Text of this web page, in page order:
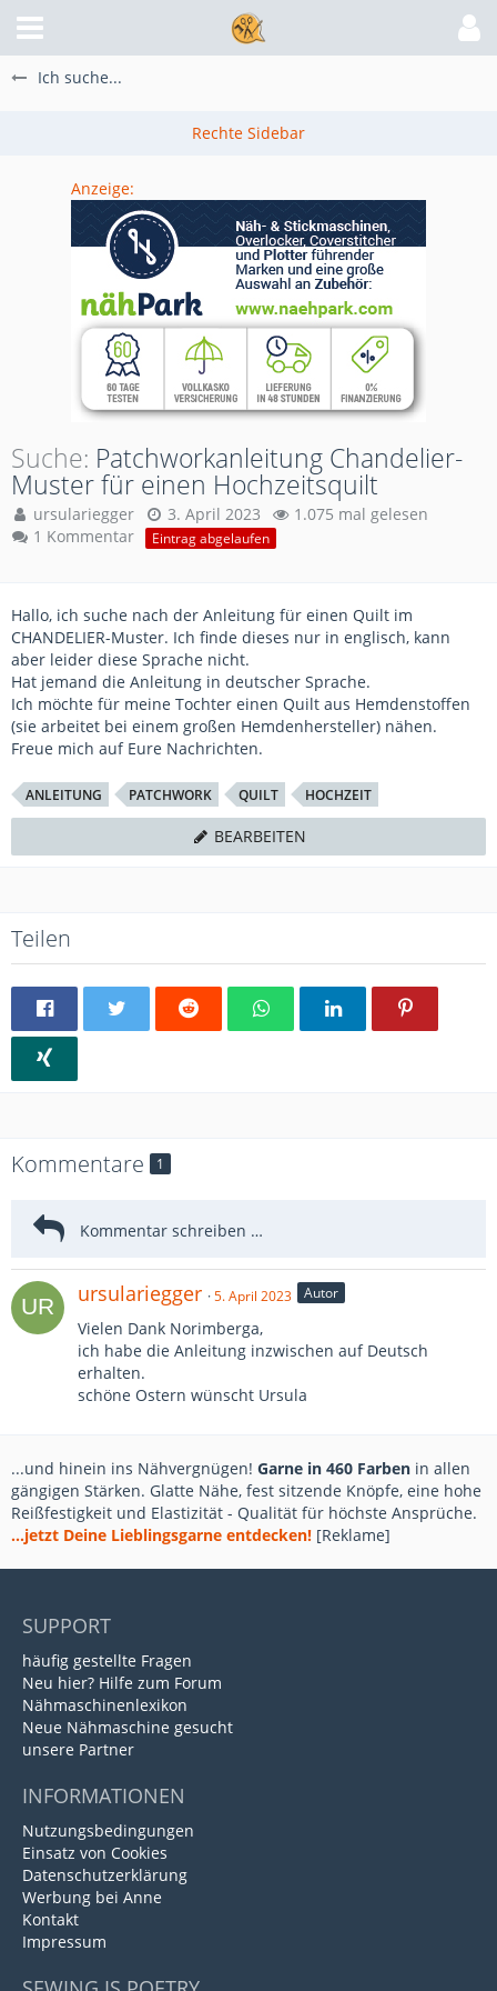
Ich suche...
Anzeige:
Suche Patchworkanleitung Chandelier-
Muster für einen Hochzeitsquilt
ursulariegger 3. April 2023
1.075 mal gelesen
1 Kommentar
Eintrag abgelaufen
Hallo, ich suche nach der Anleitung für einen Quilt im
CHANDELIER-Muster. Ich finde dieses nur in englisch, kann
aber leider diese Sprache nicht.
Hat jemand die Anleitung in deutscher Sprache.
Ich möchte für meine Tochter einen Quilt aus Hemdenstoffen
(sie arbeitet bei einem großen Hemdenhersteller) nähen.
Freue mich auf Eure Nachrichten.
ANLEITUNG PATCHWORK QUILT HOCHZEIT
BEARBEITEN
Teilen
Kommentare 1
ursulariegger 5. April 2023 Autor
Vielen Dank Norimberga,
ich habe die Anleitung inzwischen auf Deutsch
erhalten.
schöne Ostern wünscht Ursula
...und hinein ins Nähvergnügen! Garne in 460 Farben in allen
gängigen Stärken. Glatte Nähe, fest sitzende Knöpfe, eine hohe
Reißfestigkeit und Elastizität - Qualität für höchste Ansprüche.
...jetzt Deine Lieblingsgarne entdecken! [Reklame]
SUPPORT
häufig gestellte Fragen
Neu hier? Hilfe zum Forum
Nähmaschinenlexikon
Neue Nähmaschine gesucht
unsere Partner
INFORMATIONEN
Nutzungsbedingungen
Einsatz von Cookies
Datenschutzerklärung
Werbung bei Anne
Kontakt
Impressum